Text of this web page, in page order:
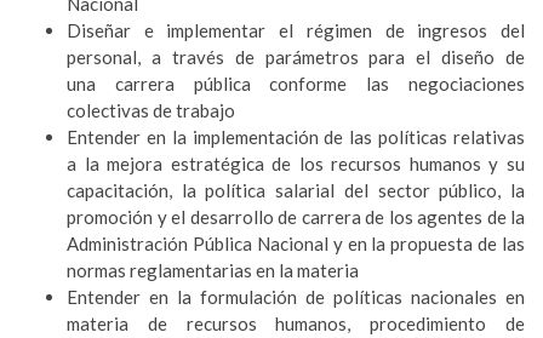
Diseñar e implementar el régimen de ingresos del
personal, a través de parámetros para el diseño de
una carrera pública conforme las negociaciones
colectivas de trabajo
Entender en la implementación de las políticas relativas
a la mejora estratégica de los recursos humanos y su
capacitación, la política salarial del sector público, la
promoción y el desarrollo de carrera de los agentes de la
Administración Pública Nacional y en la propuesta de las
normas reglamentarias en la materia
Entender en la formulación de políticas nacionales en
materia de recursos humanos, procedimiento de